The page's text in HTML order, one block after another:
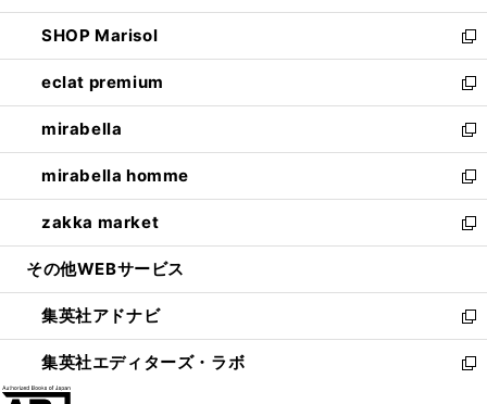
開
く
ウ
で
開
く
ン
ド
ウ
で
開
く
ウ
ィ
ン
ド
ウ
で
開
く
し
い
ウ
ィ
ン
ド
ウ
で
開
く
SHOP Marisol
新
し
い
ウ
ィ
ン
ド
ウ
で
開
eclat premium
新
し
い
ウ
ィ
ン
ド
ウ
開
く
mirabella
新
し
い
ウ
ィ
ン
ウ
で
開
く
mirabella homme
新
し
い
ウ
ン
ド
ウ
で
zakka market
新
し
ウ
ィ
ン
ド
その他WEBサービス
集英社アドナビ
新
し
い
集英社エディターズ・ラボ
新